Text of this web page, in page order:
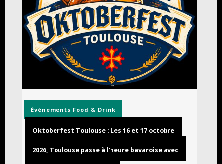
Événements Food & Drink
Oktoberfest Toulouse : Les 16 et 17 octobre
2026, Toulouse passe à l’heure bavaroise avec